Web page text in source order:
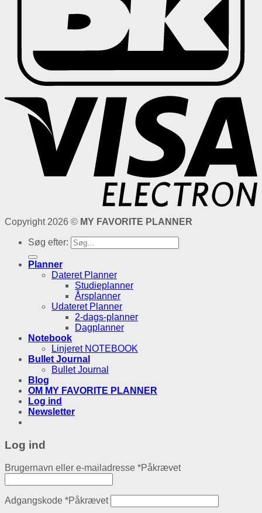
Copyright 2026 © MY FAVORITE PLANNER
Søg efter:
Planner
Dateret Planner
Studieplanner
Årsplanner
Udateret Planner
2-dags-planner
Dagplanner
Notebook
Linjeret NOTEBOOK
Bullet Journal
Bullet Journal
Blog
OM MY FAVORITE PLANNER
Log ind
Newsletter
Log ind
Brugernavn eller e-mailadresse *Påkrævet
Adgangskode *Påkrævet